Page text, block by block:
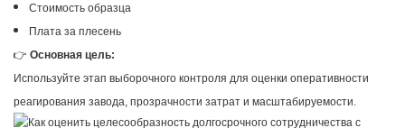
Стоимость образца
Плата за плесень
👉 Основная цель:
Используйте этап выборочного контроля для оценки оперативности
реагирования завода, прозрачности затрат и масштабируемости.